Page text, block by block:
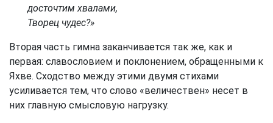
досточтим хвалами,
Творец чудес?»
Вторая часть гимна заканчивается так же, как и
первая: славословием и поклонением, обращенными к
Яхве. Сходство между этими двумя стихами
усиливается тем, что слово «величествен» несет в
них главную смысловую нагрузку.